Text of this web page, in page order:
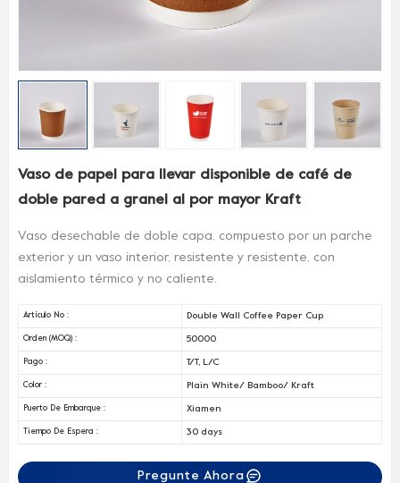
Vaso de papel para llevar disponible de café de
doble pared a granel al por mayor Kraft
Vaso desechable de doble capa, compuesto por un parche
exterior y un vaso interior, resistente y resistente, con
aislamiento térmico y no caliente.
Artículo No : Double Wall Coffee Paper Cup
Orden (MOQ) : 50000
Pago : T/T, L/C
Color : Plain White/ Bamboo/ Kraft
Puerto De Embarque : Xiamen
Tiempo De Espera : 30 days
Pregunte Ahora